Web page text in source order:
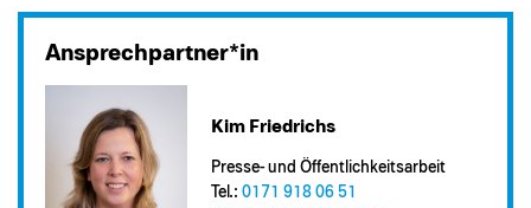
Ansprechpartner*in
Kim Friedrichs
Presse- und Öffentlichkeitsarbeit
Tel.: 0171 918 06 51